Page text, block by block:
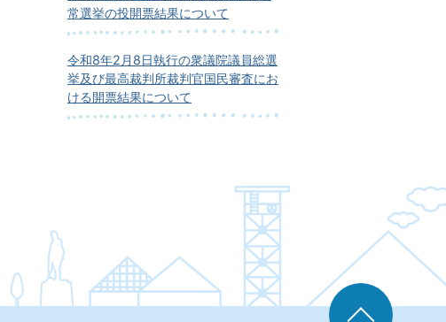
常選挙の投開票結果について
令和8年2月8日執行の衆議院議員総選
挙及び最高裁判所裁判官国民審査にお
ける開票結果について